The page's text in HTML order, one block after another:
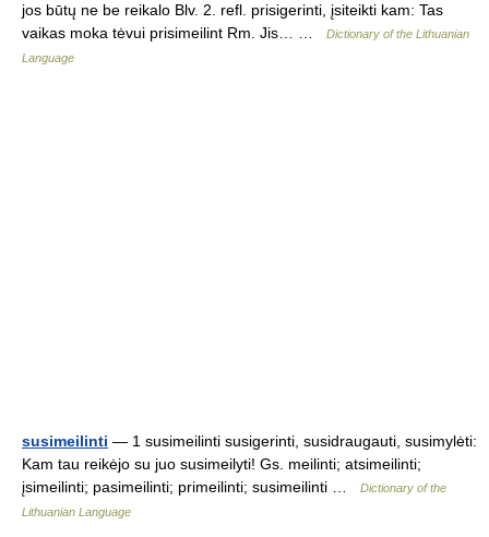
jos būtų ne be reikalo Blv. 2. refl. prisigerinti, įsiteikti kam: Tas
vaikas moka tėvui prisimeilint Rm. Jis… …
Dictionary of the Lithuanian
Language
susimeilinti — 1 susimeilinti susigerinti, susidraugauti, susimylėti:
Kam tau reikėjo su juo susimeilyti! Gs. meilinti; atsimeilinti;
įsimeilinti; pasimeilinti; primeilinti; susimeilinti …
Dictionary of the
Lithuanian Language